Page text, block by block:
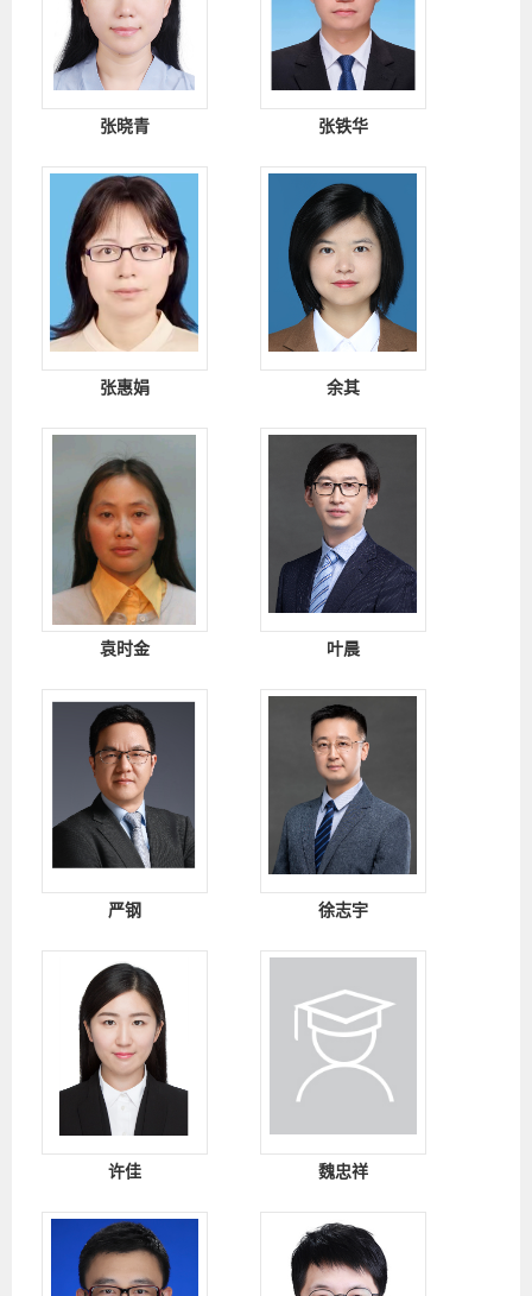
张晓青 张铁华
张惠娟 余其
袁时金 叶晨
严钢 徐志宇
许佳 魏忠祥